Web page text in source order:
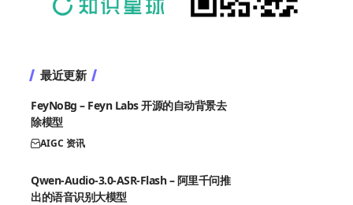
最近更新
FeyNoBg – Feyn Labs 开源的自动背景去
除模型
AIGC 资讯
Qwen-Audio-3.0-ASR-Flash – 阿里千问推
出的语音识别大模型